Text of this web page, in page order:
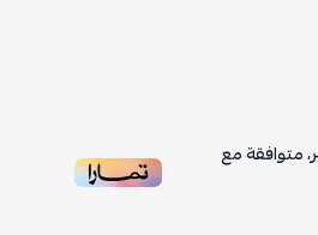
متوافقة مع